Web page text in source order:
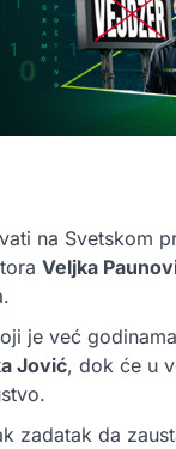
na Svetskom
Veljka
je već
Jović, dok će u
zadatak da